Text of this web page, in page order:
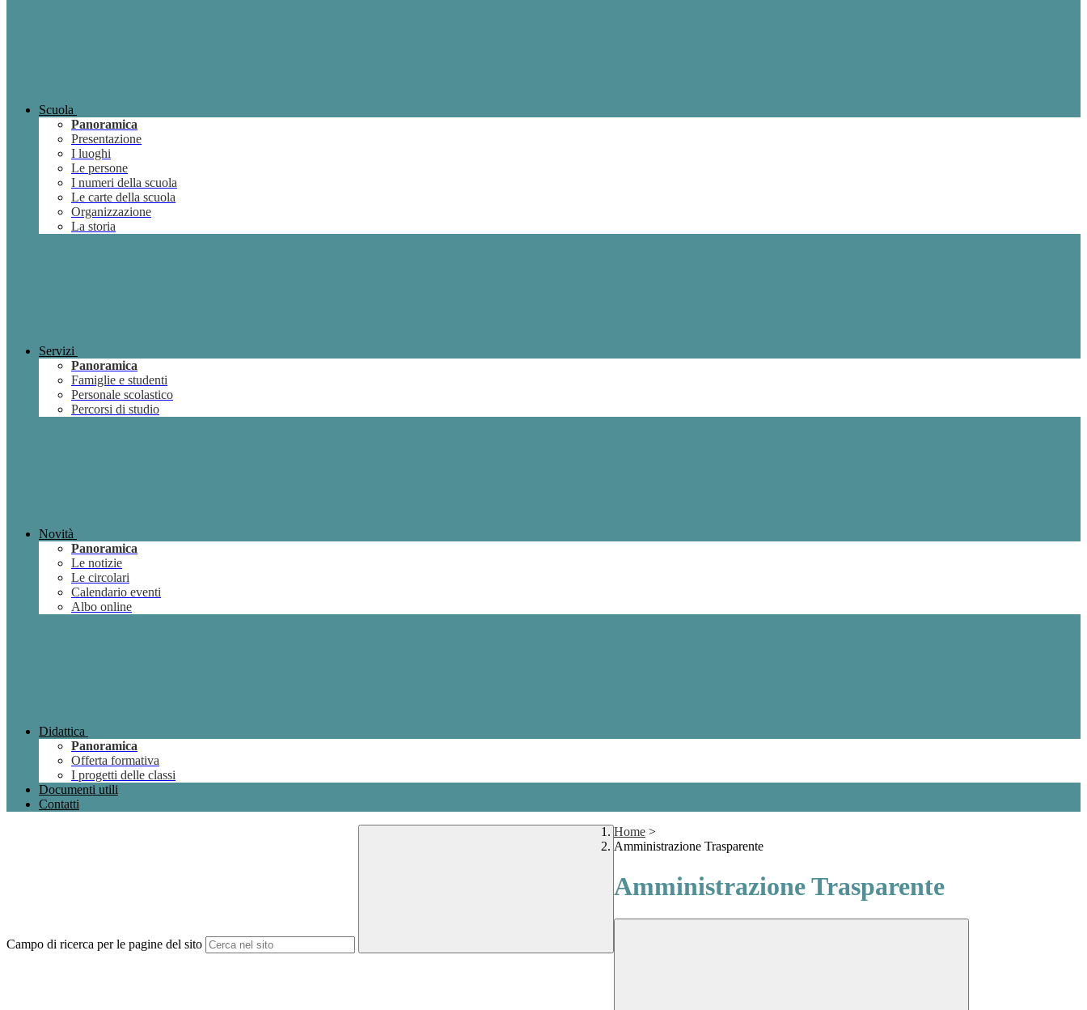
Scuola
Panoramica
Presentazione
I luoghi
Le persone
I numeri della scuola
Le carte della scuola
Organizzazione
La storia
Servizi
Panoramica
Famiglie e studenti
Personale scolastico
Percorsi di studio
Novità
Panoramica
Le notizie
Le circolari
Calendario eventi
Albo online
Didattica
Panoramica
Offerta formativa
I progetti delle classi
Documenti utili
Contatti
Campo di ricerca per le pagine del sito
Home >
Amministrazione Trasparente
Amministrazione Trasparente